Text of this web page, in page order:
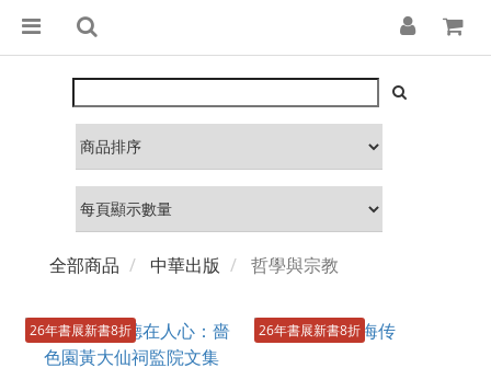
全部商品 中華出版 哲學與宗教
26年書展新書8折 26年書展新書8折